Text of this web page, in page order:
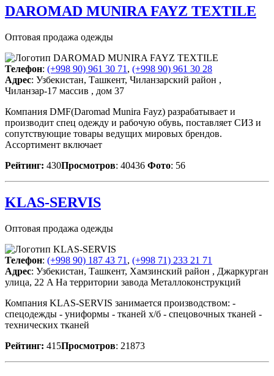
DAROMAD MUNIRA FAYZ TEXTILE
Оптовая продажа одежды
Телефон: (+998 90) 961 30 71 , (+998 90) 961 30 28
Адрес: Узбекистан, Ташкент, Чиланзарский район ,
Чиланзар-17 массив , дом 37
Компания DMF(Daromad Munira Fayz) разрабатывает и
производит спец одежду и рабочую обувь, поставляет СИЗ и
сопутствующие товары ведущих мировых брендов.
Ассортимент включает
Рейтинг: 430Просмотров: 40436 Фото: 56
KLAS-SERVIS
Оптовая продажа одежды
Телефон: (+998 90) 187 43 71 , (+998 71) 233 21 71
Адрес: Узбекистан, Ташкент, Хамзинский район , Джаркурган
улица, 22 A На территории завода Металлоконструкций
Компания KLAS-SERVIS занимается производством: -
спецодежды - униформы - тканей х/б - спецовочных тканей -
технических тканей
Рейтинг: 415Просмотров: 21873